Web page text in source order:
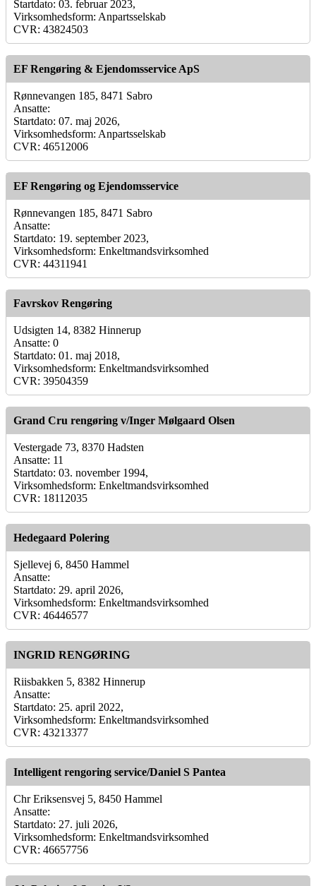
Startdato: 03. februar 2023,
Virksomhedsform: Anpartsselskab
CVR: 43824503
EF Rengøring & Ejendomsservice ApS
Rønnevangen 185, 8471 Sabro
Ansatte:
Startdato: 07. maj 2026,
Virksomhedsform: Anpartsselskab
CVR: 46512006
EF Rengøring og Ejendomsservice
Rønnevangen 185, 8471 Sabro
Ansatte:
Startdato: 19. september 2023,
Virksomhedsform: Enkeltmandsvirksomhed
CVR: 44311941
Favrskov Rengøring
Udsigten 14, 8382 Hinnerup
Ansatte: 0
Startdato: 01. maj 2018,
Virksomhedsform: Enkeltmandsvirksomhed
CVR: 39504359
Grand Cru rengøring v/Inger Mølgaard Olsen
Vestergade 73, 8370 Hadsten
Ansatte: 11
Startdato: 03. november 1994,
Virksomhedsform: Enkeltmandsvirksomhed
CVR: 18112035
Hedegaard Polering
Sjellevej 6, 8450 Hammel
Ansatte:
Startdato: 29. april 2026,
Virksomhedsform: Enkeltmandsvirksomhed
CVR: 46446577
INGRID RENGØRING
Riisbakken 5, 8382 Hinnerup
Ansatte:
Startdato: 25. april 2022,
Virksomhedsform: Enkeltmandsvirksomhed
CVR: 43213377
Intelligent rengoring service/Daniel S Pantea
Chr Eriksensvej 5, 8450 Hammel
Ansatte:
Startdato: 27. juli 2026,
Virksomhedsform: Enkeltmandsvirksomhed
CVR: 46657756